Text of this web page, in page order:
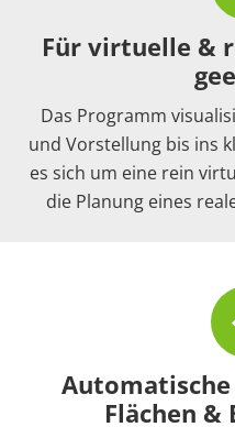
Für virtuelle &
Das Programm
und Vorstellung bis ins
es sich um eine rein
die Planung eines
Flächen &